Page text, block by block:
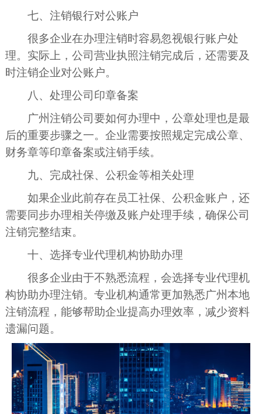
七、注销银行对公账户
很多企业在办理注销时容易忽视银行账户处
理。实际上，公司营业执照注销完成后，还需要及
时注销企业对公账户。
八、处理公司印章备案
广州注销公司要如何办理中，公章处理也是最
后的重要步骤之一。企业需要按照规定完成公章、
财务章等印章备案或注销手续。
九、完成社保、公积金等相关处理
如果企业此前存在员工社保、公积金账户，还
需要同步办理相关停缴及账户处理手续，确保公司
注销完整结束。
十、选择专业代理机构协助办理
很多企业由于不熟悉流程，会选择专业代理机
构协助办理注销。专业机构通常更加熟悉广州本地
注销流程，能够帮助企业提高办理效率，减少资料
遗漏问题。